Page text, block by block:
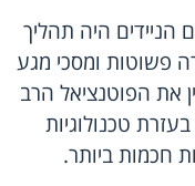
הניידים היה תהליך
פשוטות ומסכי מגע
את הפוטנציאל הרב
טכנולוגיות
חכמות ביותר.